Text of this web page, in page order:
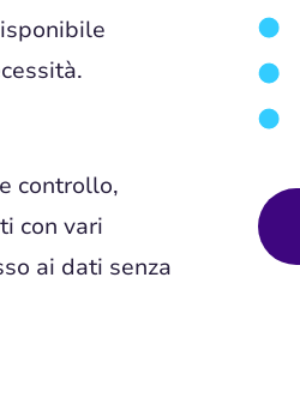
controllo,
con vari
ai dati senza